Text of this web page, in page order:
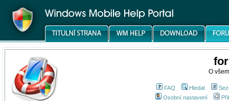
O
FAQ Hledat
Osobní nastavení